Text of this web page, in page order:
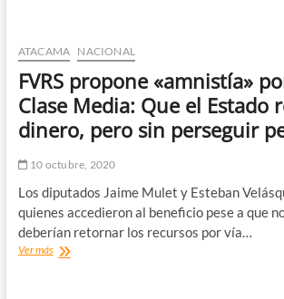
en
tu
casa”
para
celebraciones
de
y
Nuevo
ATACAMA NACIONAL
FVRS propone «amnistía»
Clase Media: Que el Estado
dinero, pero sin perseguir
10 octubre, 2020
Los diputados Jaime Mulet y Esteban
quienes accedieron al beneficio pese a que
deberían retornar los recursos por vía…
Ver másFVRS